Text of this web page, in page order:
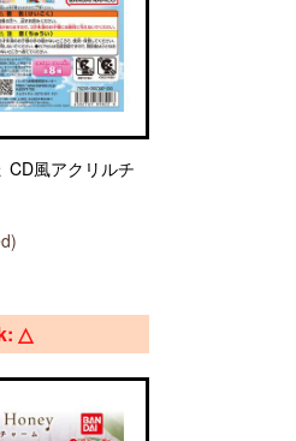
CD風アクリルチ
△